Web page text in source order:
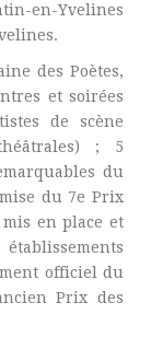
en-Yvelines
des Poètes,
et soirées
de scène
; 5
du
du 7e Prix
en place et
officiel du
Prix des